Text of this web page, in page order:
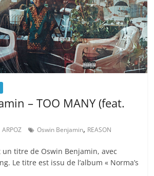
– TOO MANY (feat.
ARPOZ Oswin Benjamin, REASON
un titre de Oswin Benjamin, avec
Le titre est issu de l’album « Norma’s